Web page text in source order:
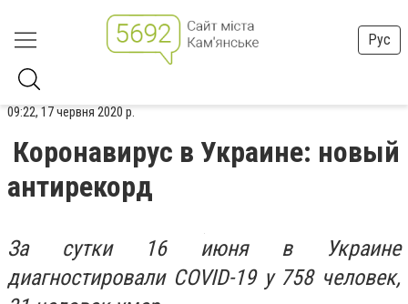
Рус
09:22, 17 червня 2020 р.
Коронавирус в Украине: новый
антирекорд
За сутки 16 июня в Украине
диагностировали COVID-19 у 758 человек,